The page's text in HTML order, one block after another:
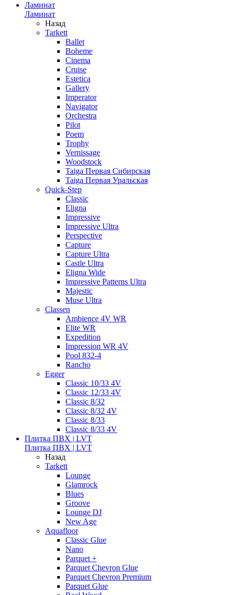
Ламинат
Ламинат
Назад
Tarkett
Ballet
Boheme
Cinema
Cruise
Estetica
Gallery
Imperator
Navigator
Orchestra
Pilot
Poem
Trophy
Vernissage
Woodstock
Taiga Первая Сибирская
Taiga Первая Уральская
Quick-Step
Classic
Eligna
Impressive
Impressive Ultra
Perspective
Capture
Capture Ultra
Castle Ultra
Eligna Wide
Impressive Patterns Ultra
Majestic
Muse Ultra
Classen
Ambience 4V WR
Elite WR
Expedition
Impression WR 4V
Pool 832-4
Rancho
Egger
Classic 10/33 4V
Classic 12/33 4V
Classic 8/32
Classic 8/32 4V
Classic 8/33
Classic 8/33 4V
Плитка ПВХ | LVT
Плитка ПВХ | LVT
Назад
Tarkett
Lounge
Glamrock
Blues
Groove
Lounge DJ
New Age
Aquafloor
Classic Glue
Nano
Parquet +
Parquet Chevron Glue
Parquet Chevron Premium
Parquet Glue